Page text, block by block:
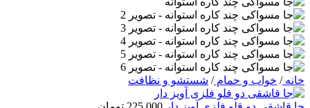
خانه/ خواب و حمام/ شستشو و نظافت